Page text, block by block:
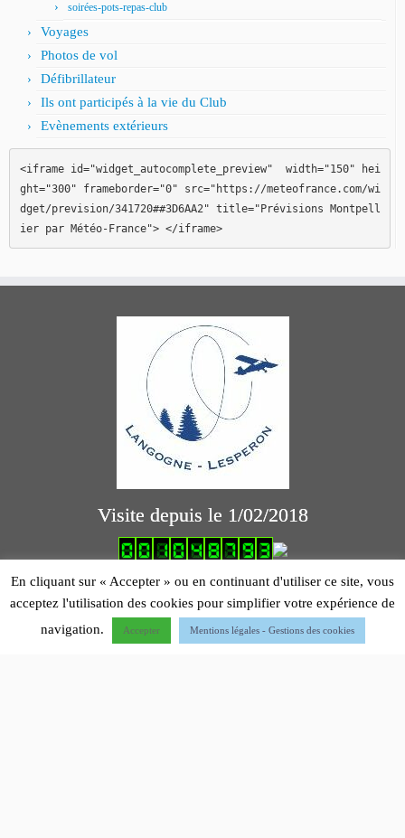
soirées-pots-repas-club
Voyages
Photos de vol
Défibrillateur
Ils ont participés à la vie du Club
Evènements extérieurs
<iframe id="widget_autocomplete_preview"  width="150" hei
ght="300" frameborder="0" src="https://meteofrance.com/wi
dget/prevision/341720##3D6AA2" title="Prévisions Montpell
ier par Météo-France"> </iframe>
Visite depuis le 1/02/2018
Mentions légales
En cliquant sur « Accepter » ou en continuant d'utiliser ce site, vous
acceptez l'utilisation des cookies pour simplifier votre expérience de
navigation.
Accepter Mentions légales - Gestions des cookies